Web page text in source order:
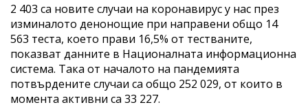
2 403 са новите случаи на коронавирус у нас през
изминалото денонощие при направени общо 14
563 теста, което прави 16,5% от тестваните,
показват данните в Националната информационна
система. Така от началото на пандемията
потвърдените случаи са общо 252 029, от които в
момента активни са 33 227.